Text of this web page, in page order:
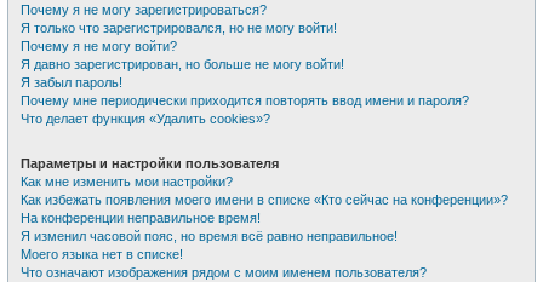
Почему я не могу зарегистрироваться?
Я только что зарегистрировался, но не могу войти!
Почему я не могу войти?
Я давно зарегистрирован, но больше не могу войти!
Я забыл пароль!
Почему мне периодически приходится повторять ввод имени и пароля?
Что делает функция «Удалить cookies»?
Параметры и настройки пользователя
Как мне изменить мои настройки?
Как избежать появления моего имени в списке «Кто сейчас на конференции»?
На конференции неправильное время!
Я изменил часовой пояс, но время всё равно неправильное!
Моего языка нет в списке!
Что означают изображения рядом с моим именем пользователя?